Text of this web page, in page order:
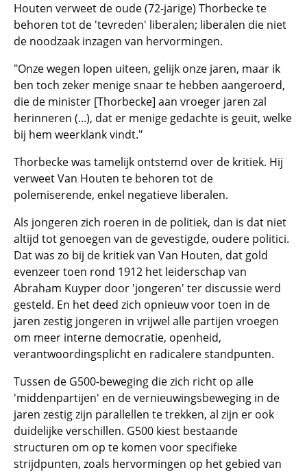
Houten verweet de oude (72-jarige) Thorbecke te
behoren tot de 'tevreden' liberalen; liberalen die niet
de noodzaak inzagen van hervormingen.
"Onze wegen lopen uiteen, gelijk onze jaren, maar ik
ben toch zeker menige snaar te hebben aangeroerd,
die de minister [Thorbecke] aan vroeger jaren zal
herinneren (...), dat er menige gedachte is geuit, welke
bij hem weerklank vindt."
Thorbecke was tamelijk ontstemd over de kritiek. Hij
verweet Van Houten te behoren tot de
polemiserende, enkel negatieve liberalen.
Als jongeren zich roeren in de politiek, dan is dat niet
altijd tot genoegen van de gevestigde, oudere politici.
Dat was zo bij de kritiek van Van Houten, dat gold
evenzeer toen rond 1912 het leiderschap van
Abraham Kuyper door 'jongeren' ter discussie werd
gesteld. En het deed zich opnieuw voor toen in de
jaren zestig jongeren in vrijwel alle partijen vroegen
om meer interne democratie, openheid,
verantwoordingsplicht en radicalere standpunten.
Tussen de G500-beweging die zich richt op alle
'middenpartijen' en de vernieuwingsbeweging in de
jaren zestig zijn parallellen te trekken, al zijn er ook
duidelijke verschillen. G500 kiest bestaande
structuren om op te komen voor specifieke
strijdpunten, zoals hervormingen op het gebied van